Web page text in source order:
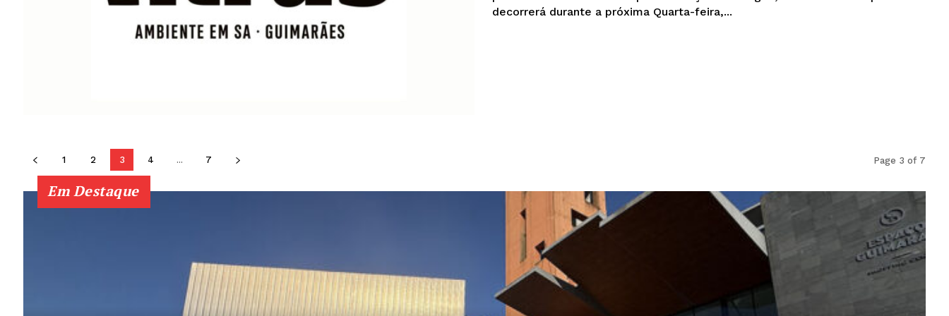
decorrerá durante a próxima Quarta-feira,...
1 2 3 4 ... 7 Page 3 of 7
Em Destaque